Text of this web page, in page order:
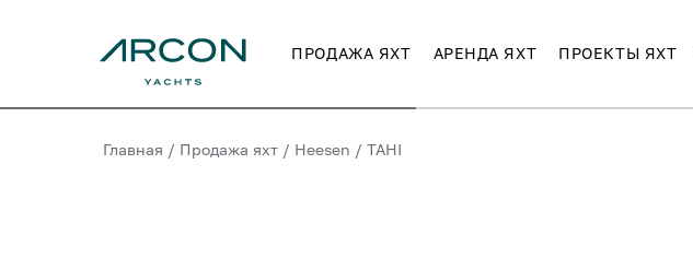
ПРОДАЖА ЯХТ АРЕНДА ЯХТ ПРОЕКТЫ ЯХТ
Главная / Продажа яхт / Heesen / TAHI